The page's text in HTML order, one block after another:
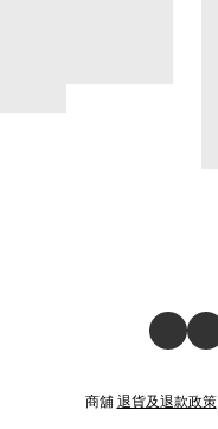
商舖 退貨及退款政策